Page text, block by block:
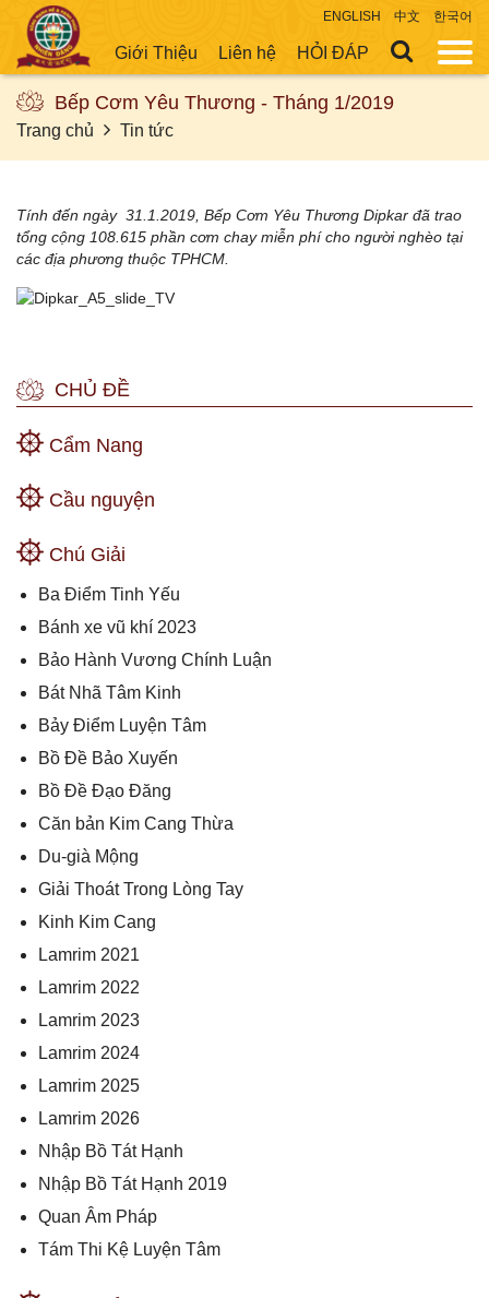
ENGLISH 中文 한국어
Giới Thiệu Liên hệ HỎI ĐÁP
Bếp Cơm Yêu Thương - Tháng 1/2019
Trang chủ Tin tức
Tính đến ngày 31.1.2019, Bếp Cơm Yêu Thương Dipkar đã trao
tổng cộng 108.615 phần cơm chay miễn phí cho người nghèo tại
các địa phương thuộc TPHCM.
CHỦ ĐỀ
Cẩm Nang
Cầu nguyện
Chú Giải
Ba Điểm Tinh Yếu
Bánh xe vũ khí 2023
Bảo Hành Vương Chính Luận
Bát Nhã Tâm Kinh
Bảy Điểm Luyện Tâm
Bồ Đề Bảo Xuyến
Bồ Đề Đạo Đăng
Căn bản Kim Cang Thừa
Du-già Mộng
Giải Thoát Trong Lòng Tay
Kinh Kim Cang
Lamrim 2021
Lamrim 2022
Lamrim 2023
Lamrim 2024
Lamrim 2025
Lamrim 2026
Nhập Bồ Tát Hạnh
Nhập Bồ Tát Hạnh 2019
Quan Âm Pháp
Tám Thi Kệ Luyện Tâm